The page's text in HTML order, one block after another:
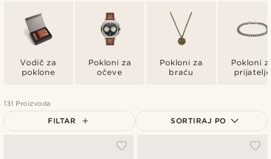
Vodič za
poklone
Pokloni za
očeve
Pokloni za
braću
Pokloni
prijatelje
131 Proizvoda
FILTAR SORTIRAJ PO